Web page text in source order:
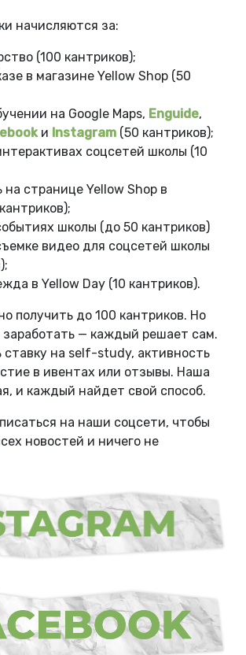
начисляются за:
(100 кантриков);
в магазине Yellow Shop (50
на Google Maps, Enguide,
и Instagram (50 кантриков);
соцсетей школы (10
на странице Yellow Shop в
школы (до 50 кантриков)
видео для соцсетей школы
в Yellow Day (10 кантриков).
получить до 100 кантриков. Но
заработать — каждый решает сам.
на self-study, активность
в ивентах или отзывы. Наша
и каждый найдет свой способ.
на наши соцсети, чтобы
новостей и ничего не